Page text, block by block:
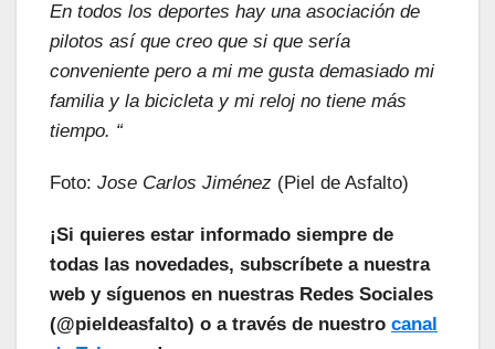
En todos los deportes hay una asociación de
pilotos así que creo que si que sería
conveniente pero a mi me gusta demasiado mi
familia y la bicicleta y mi reloj no tiene más
tiempo. “
Foto: Jose Carlos Jiménez (Piel de Asfalto)
¡Si quieres estar informado siempre de
todas las novedades, subscríbete a nuestra
web y síguenos en nuestras Redes Sociales
(@pieldeasfalto) o a través de nuestro canal